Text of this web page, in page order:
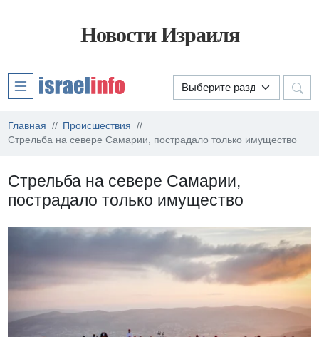
Новости Израиля
Главная
Происшествия
Стрельба на севере Самарии, пострадало только имущество
Стрельба на севере Самарии,
пострадало только имущество